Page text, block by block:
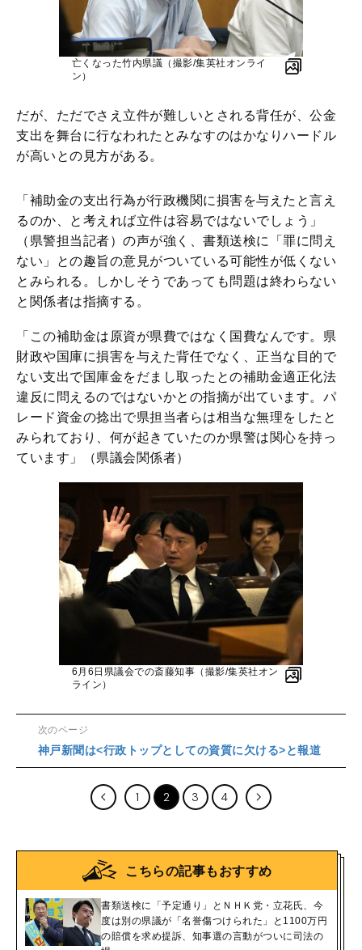
亡くなった竹内県議（撮影/集英社オンライ
ン）
だが、ただでさえ立件が難しいとされる背任が、公金
支出を舞台に行なわれたとみなすのはかなりハードル
が高いとの見方がある。
「補助金の支出行為が行政機関に損害を与えたと言え
るのか、と考えれば立件は容易ではないでしょう」
（県警担当記者）の声が強く、書類送検に「罪に問え
ない」との趣旨の意見がついている可能性が低くない
とみられる。しかしそうであっても問題は終わらない
と関係者は指摘する。
「この補助金は原資が県費ではなく国費なんです。県
財政や国庫に損害を与えた背任でなく、正当な目的で
ない支出で国庫金をだまし取ったとの補助金適正化法
違反に問えるのではないかとの指摘が出ています。パ
レード資金の捻出で県担当者らは相当な無理をしたと
みられており、何が起きていたのか県警は関心を持っ
ています」（県議会関係者）
6月6日県議会での斎藤知事（撮影/集英社オン
ライン）
次のページ
神戸新聞は<行政トップとしての資質に欠ける>と報道
1 2 3 4
こちらの記事もおすすめ
書類送検に「予定通り」とＮＨＫ党・立花氏、今
度は別の県議が「名誉傷つけられた」と1100万円
の賠償を求め提訴、知事選の言動がついに司法の